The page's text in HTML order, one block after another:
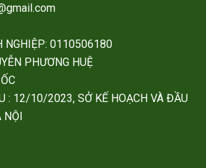
NGHIỆP: 0110506180
PHƯƠNG HUỆ
: 12/10/2023, SỞ KẾ HOẠCH VÀ ĐẦU
NỘI